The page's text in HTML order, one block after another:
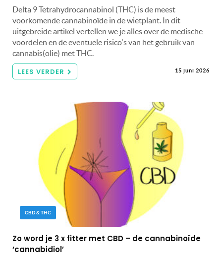
Delta 9 Tetrahydrocannabinol (THC) is de meest
voorkomende cannabinoïde in de wietplant. In dit
uitgebreide artikel vertellen we je alles over de medische
voordelen en de eventuele risico's van het gebruik van
cannabis(olie) met THC.
LEES VERDER 15 juni 2026
CBD & THC
Zo word je 3 x fitter met CBD – de cannabinoïde
‘cannabidiol’